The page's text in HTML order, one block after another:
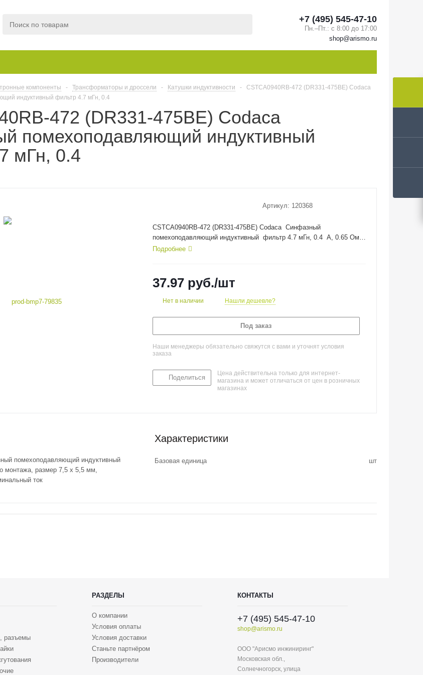
+7 (495) 545-47-10
Пн.–Пт.: с 8:00 до 17:00
shop@arismo.ru
компоненты - Трансформаторы и дроссели - Катушки индуктивности -
CSTCA0940RB-472 (DR331-475BE) Codaca
индуктивный фильтр 4.7 мГн, 0.4
472 (DR331-475BE) Codaca
помехоподавляющий индуктивный
мГн, 0.4
Артикул: 120368
CSTCA0940RB-472 (DR331-475BE) Codaca Синфазный
помехоподавляющий индуктивный фильтр 4.7 мГн, 0.4 А, 0.65 Ом,
2 МГц
Подробнее
37.97 руб./шт
Нет в наличии Нашли дешевле?
Под заказ
Наши менеджеры обязательно свяжутся с вами и уточнят условия
заказа
Поделиться
Цена действительна только для интернет-
магазина и может отличаться от цен в розничных
магазинах
помехоподавляющий индуктивный
монтажа, размер 7,5 x 5,5 мм,
ток
Характеристики
Базовая единица шт
разъемы
РАЗДЕЛЫ
О компании
Условия оплаты
Условия доставки
Станьте партнёром
Производители
КОНТАКТЫ
+7 (495) 545-47-10
shop@arismo.ru
ООО "Арисмо инжиниринг"
Московская обл.,
Солнечногорск, улица